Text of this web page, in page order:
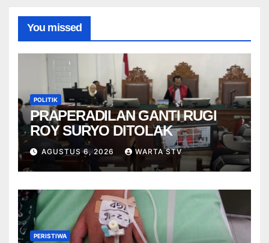
You missed
POLITIK
PRAPERADILAN GANTI RUGI
ROY SURYO DITOLAK
AGUSTUS 6, 2026 WARTA STV
PERISTIWA